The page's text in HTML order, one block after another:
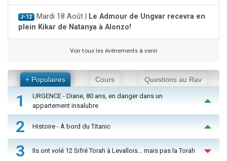
J-12 Mardi 18 Août |
Le Admour de Ungvar recevra en
plein Kikar de Natanya à Alonzo!
Voir tous les événements à venir
+ Populaires Cours Questions au Rav
1
URGENCE - Diane, 80 ans, en danger dans un
appartement insalubre
2 Histoire - À bord du Titanic
3 Ils ont volé 12 Sifré Torah à Levallois… mais pas la Torah